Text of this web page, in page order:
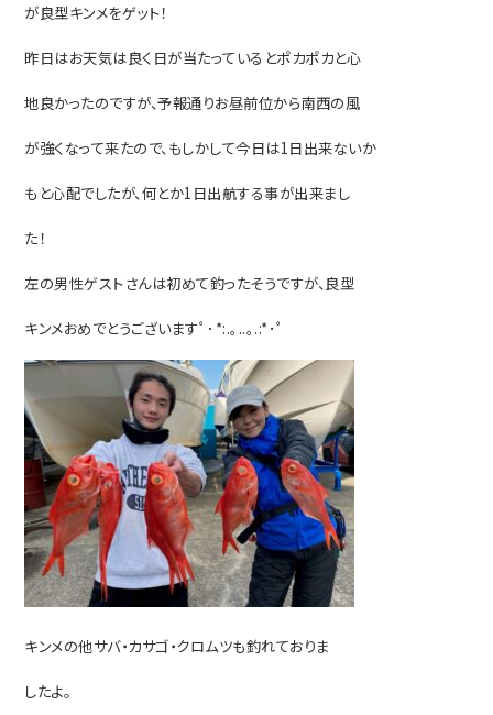
が良型キンメをゲット！
昨日はお天気は良く日が当たっているとポカポカと心
地良かったのですが、予報通りお昼前位から南西の風
が強く なって来たので、 もしかして今日は1日出来ないか
もと心配でしたが、何とか1日出航する事が出来まし
た！
左の男性ゲストさんは初めて釣ったそうですが、良型
キンメおめでとうございますﾟ･*:.｡..｡.:*･ﾟ
キンメの他サバ・カサゴ・クロムツも釣れておりま
したよ。